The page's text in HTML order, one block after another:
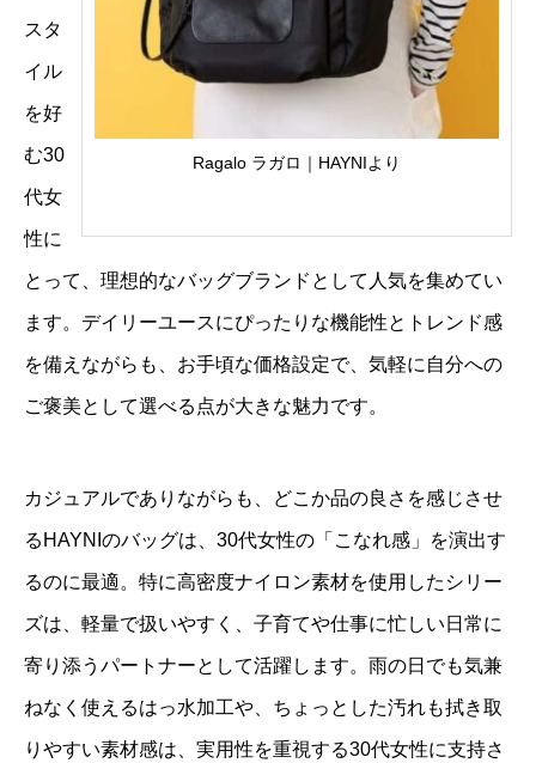
Ragalo ラガロ｜HAYNIより
スタ
イル
を好
む30
代女
性に
とって、理想的なバッグブランドとして人気を集めてい
ます。デイリーユースにぴったりな機能性とトレンド感
を備えながらも、お手頃な価格設定で、気軽に自分への
ご褒美として選べる点が大きな魅力です。
カジュアルでありながらも、どこか品の良さを感じさせ
るHAYNIのバッグは、30代女性の「こなれ感」を演出す
るのに最適。特に高密度ナイロン素材を使用したシリー
ズは、軽量で扱いやすく、子育てや仕事に忙しい日常に
寄り添うパートナーとして活躍します。雨の日でも気兼
ねなく使えるはっ水加工や、ちょっとした汚れも拭き取
りやすい素材感は、実用性を重視する30代女性に支持さ